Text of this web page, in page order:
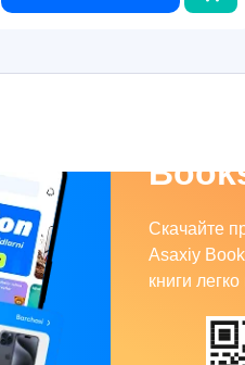
Скачайте
Asaxiy
книги